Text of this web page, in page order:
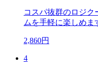
コスパ抜群のロジク
ムを手軽に楽しめま
2,860円
4